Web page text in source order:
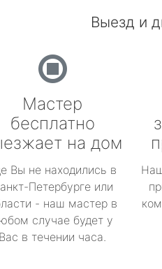
Выезд и
Мастер
бесплатно
на дом
Вы не находились в
Петербурге или
- наш мастер в
случае будет у
Вас в течении часа.